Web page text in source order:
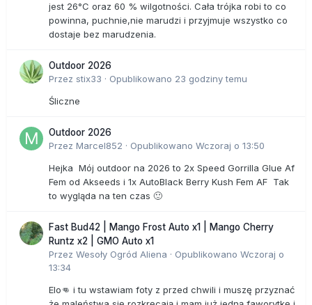
jest 26°C oraz 60 % wilgotności. Cała trójka robi to co
powinna, puchnie,nie marudzi i przyjmuje wszystko co
dostaje bez marudzenia.
Outdoor 2026
Przez stix33 · Opublikowano 23 godziny temu
Śliczne
Outdoor 2026
Przez Marcel852 · Opublikowano Wczoraj o 13:50
Hejka Mój outdoor na 2026 to 2x Speed Gorrilla Glue Af
Fem od Akseeds i 1x AutoBlack Berry Kush Fem AF Tak
to wygląda na ten czas 🙂
Fast Bud42 | Mango Frost Auto x1 | Mango Cherry
Runtz x2 | GMO Auto x1
Przez Wesoły Ogród Aliena · Opublikowano Wczoraj o
13:34
Elo👊 i tu wstawiam foty z przed chwili i muszę przyznać